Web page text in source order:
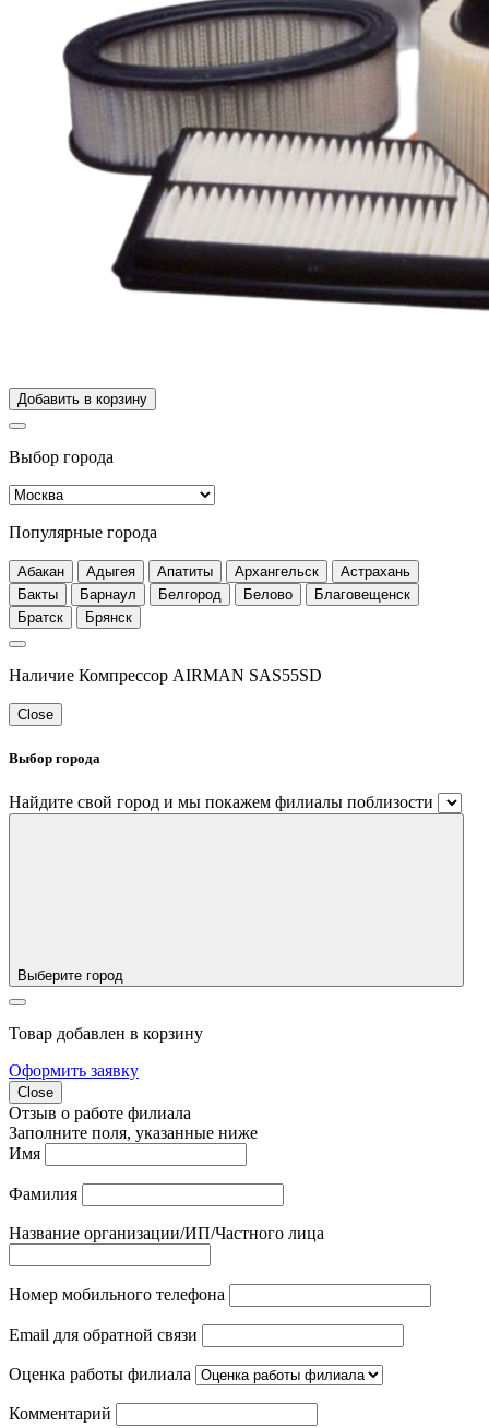
Добавить в корзину
Выбор города
Популярные города
Абакан Адыгея Апатиты Архангельск
Астрахань
Бакты
Барнаул Белгород Белово
Благовещенск
Братск
Брянск
Наличие Компрессор AIRMAN SAS55SD
Close
Выбор города
Найдите свой город и мы покажем филиалы поблизости
Выберите город
Товар добавлен в корзину
Оформить заявку
Close
Отзыв о работе филиала
Заполните поля, указанные ниже
Имя
Фамилия
Название организации/ИП/Частного лица
Номер мобильного телефона
Email для обратной связи
Оценка работы филиала
Комментарий